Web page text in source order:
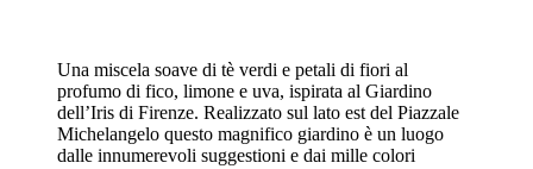
Una miscela soave di tè verdi e petali di fiori al
profumo di fico, limone e uva, ispirata al Giardino
dell’Iris di Firenze. Realizzato sul lato est del Piazzale
Michelangelo questo magnifico giardino è un luogo
dalle innumerevoli suggestioni e dai mille colori